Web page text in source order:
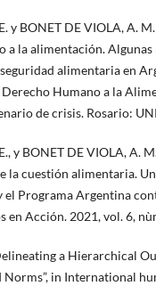
y BONET DE VIOLA, A.
a la alimentación. Algunas
alimentaria en
Derecho Humano a la
de crisis. Rosario:
y BONET DE VIOLA, A.
la cuestión alimentaria.
el Programa Argentina
en Acción. 2021, vol. 6,
a Hierarchical
Norms”, in International